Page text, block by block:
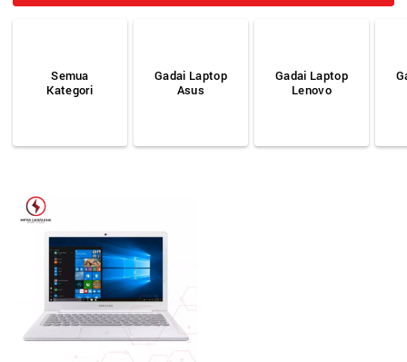
Semua
Kategori
Gadai Laptop
Asus
Gadai Laptop
Lenovo